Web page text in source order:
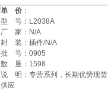
单 价 ：
型 号： L2038A
厂 家： N/A
封 装： 插件/N/A
批 号： 0905
数 量： 1598
说 明：专营系列，长期优势现货
供应